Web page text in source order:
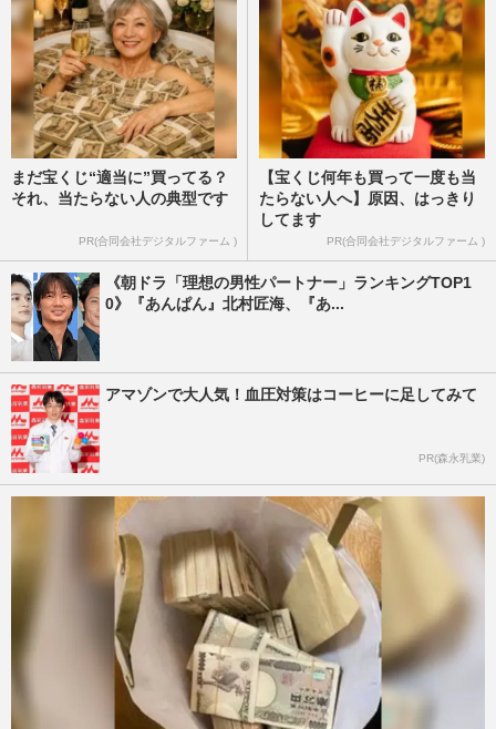
まだ宝くじ“適当に”買ってる？
それ、当たらない人の典型です
PR(合同会社デジタルファーム )
【宝くじ何年も買って一度も当
たらない人へ】原因、はっきり
してます
PR(合同会社デジタルファーム )
《朝ドラ「理想の男性パートナー」ランキングTOP1
0》『あんぱん』北村匠海、『あ...
アマゾンで大人気！血圧対策はコーヒーに足してみて
PR(森永乳業)